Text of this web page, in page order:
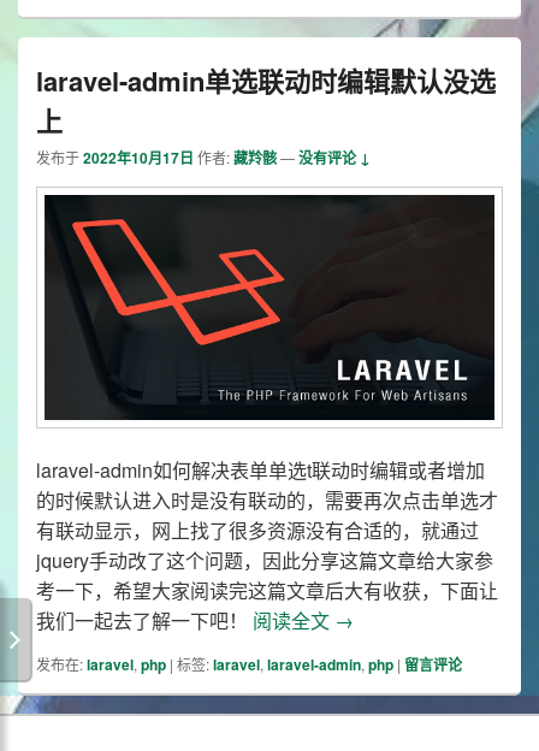
laravel-admin单选联动时编辑默认没选
上
发布于2022年10月17日 作者:藏羚骸—没有评论 ↓
laravel-admin如何解决表单单选t联动时编辑或者增加
的时候默认进入时是没有联动的，需要再次点击单选才
有联动显示，网上找了很多资源没有合适的，就通过
jquery手动改了这个问题，因此分享这篇文章给大家参
考一下，希望大家阅读完这篇文章后大有收获，下面让
我们一起去了解一下吧！ 阅读全文 laravel-admin单选联动
→
发布在:laravel, php | 标签:laravel, laravel-admin, php | 留言评论